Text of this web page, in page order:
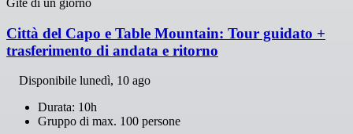
Città del Capo e Table Mountain: Tour guidato +
trasferimento di andata e ritorno
Disponibile lunedì, 10 ago
Durata: 10h
Gruppo di max. 100 persone